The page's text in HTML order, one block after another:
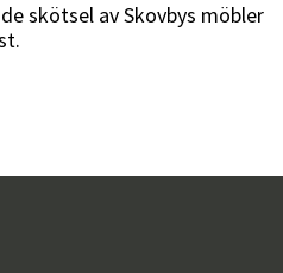
skötsel av Skovbys möbler